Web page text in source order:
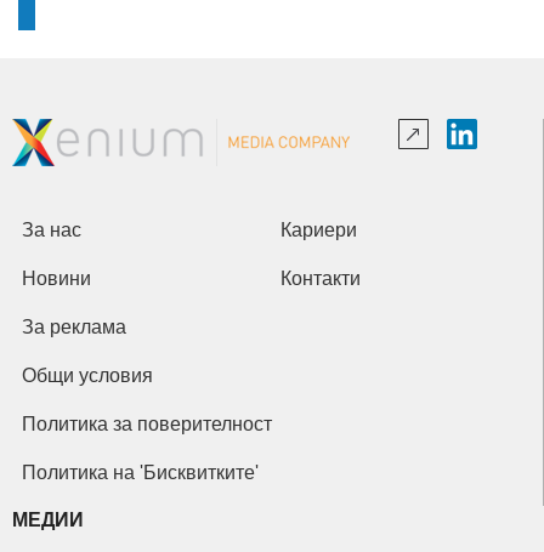
За нас Кариери
Новини Контакти
За реклама
Общи условия
Политика за поверителност
Политика на 'Бисквитките'
МЕДИИ